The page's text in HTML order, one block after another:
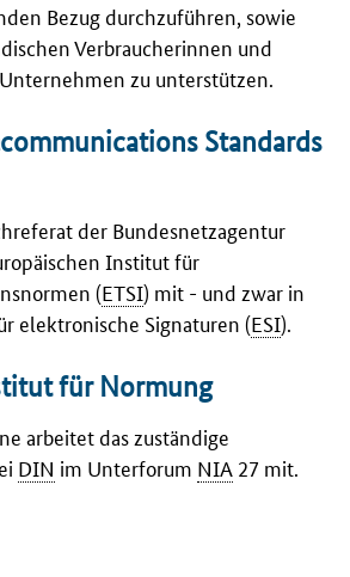
Bezug durchzuführen, sowie
Verbraucherinnen und
zu unterstützen.
Standards
der Bundesnetzagentur
Institut für
(ETSI) mit - und zwar in
elektronische Signaturen (ESI).
für Normung
arbeitet das zuständige
DIN im Unterforum NIA 27 mit.